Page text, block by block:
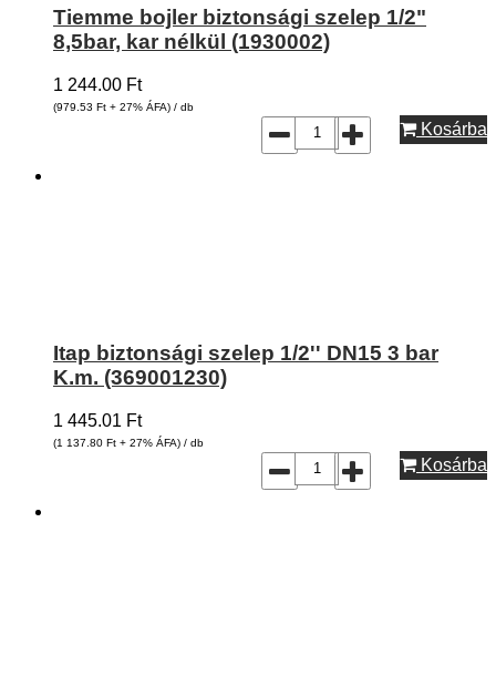
Tiemme bojler biztonsági szelep 1/2"
8,5bar, kar nélkül (1930002)
1 244.00 Ft
(979.53 Ft + 27% ÁFA) / db
Kosárba
Itap biztonsági szelep 1/2'' DN15 3 bar
K.m. (369001230)
1 445.01 Ft
(1 137.80 Ft + 27% ÁFA) / db
Kosárba